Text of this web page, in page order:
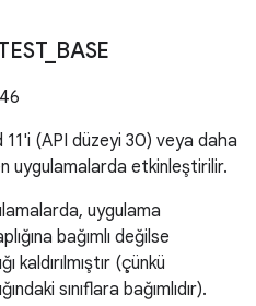
_ BASE
11'i (API düzeyi 30) veya daha
uygulamalarda etkinleştirilir.
uygulama
bağımlı değilse
kaldırılmıştır (çünkü
sınıflara bağımlıdır).